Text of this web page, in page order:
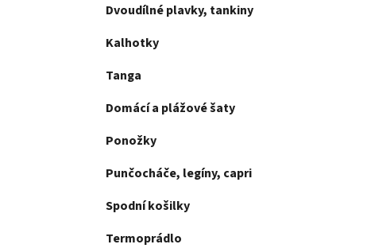
Dvoudílné plavky, tankiny
Kalhotky
Tanga
Domácí a plážové šaty
Ponožky
Punčocháče, legíny, capri
Spodní košilky
Termoprádlo